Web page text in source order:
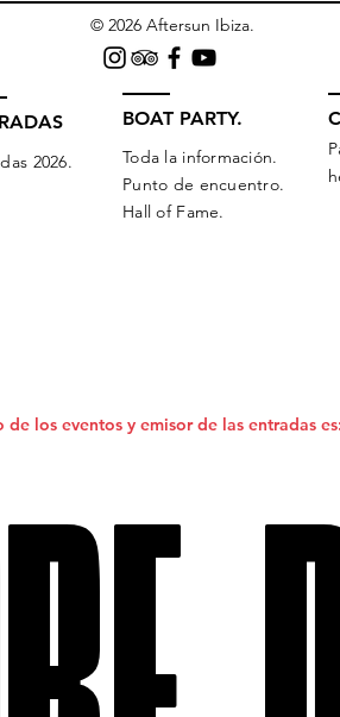
© 2026 Aftersun Ibiza.
2026.
BOAT PARTY.
Toda la información.
Punto de encuentro.
Hall of Fame.
los eventos y emisor de las entradas es: